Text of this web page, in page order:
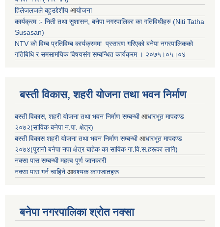
हिलेजलजले बहुउद्देशीय आयोजना
कार्यक्रम :- निती तथा सुशासन, बनेपा नगरपालिका का गतिविधीहरु (Niti Tatha
Susasan)
NTV को विम्ब प्रतिविम्ब कार्यक्रममा प्रसारण गरिएकोबनेपा नगरपालिकको
गतिबिधि र समसामयिक विषयसंग सम्बन्धित कार्यक्रम । २०७५।०५।०४
बस्ती विकास, शहरी योजना तथा भवन निर्माण
बस्ती विकास, शहरी योजना तथा भवन निर्माण सम्बन्धीआधारभूत मापदण्ड
२०७२(साविक बनेपा न.पा. क्षेत्र)
बस्ती विकास शहरी योजना तथा भवन निर्माण सम्बन्धीआधारभूत मापदण्ड
२०७४(पुरानो बनेपा नपा क्षेत्र बाहेक का साविक गा.वि.स.हरूका लागि)
नक्सा पास सम्बन्धी महत्व पूर्ण जानकारी
नक्सा पास गर्न चाहिने आवश्यक कागजातहरू
बनेपा नगरपालिका श्रोत नक्सा